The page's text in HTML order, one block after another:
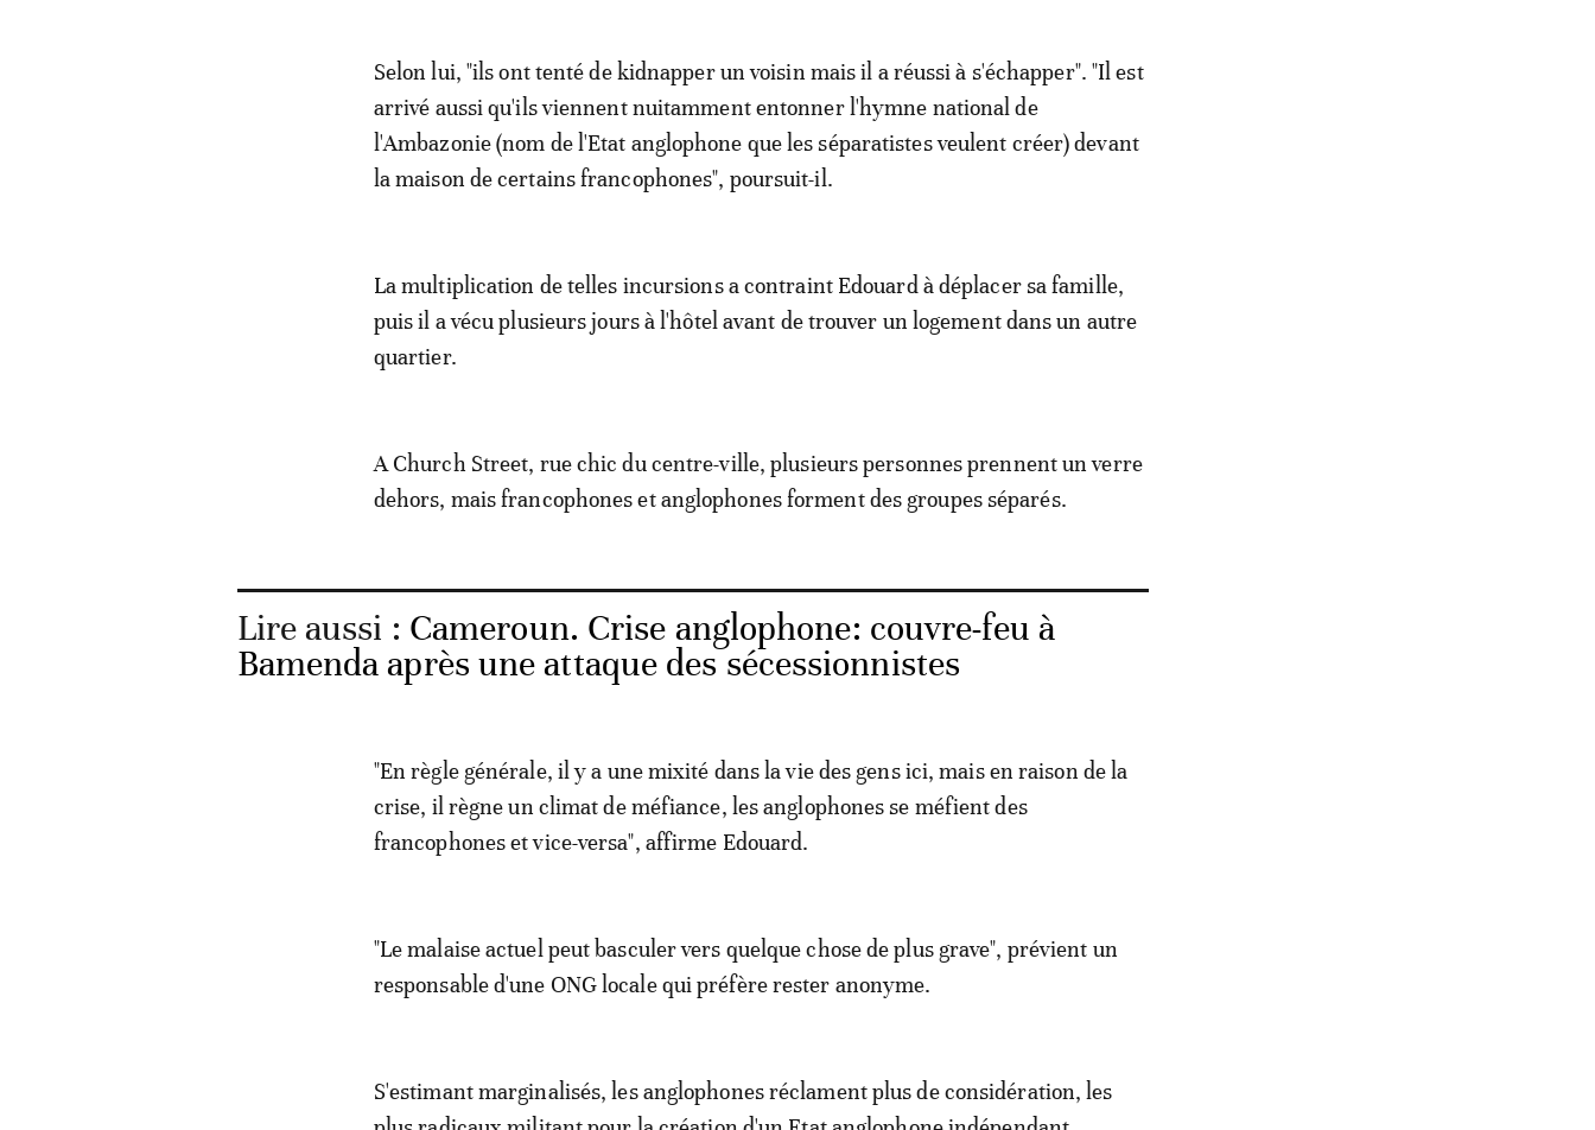
Selon lui, "ils ont tenté de kidnapper un voisin mais il a réussi à s'échapper". "Il est
arrivé aussi qu'ils viennent nuitamment entonner l'hymne national de
l'Ambazonie (nom de l'Etat anglophone que les séparatistes veulent créer) devant
la maison de certains francophones", poursuit-il.
La multiplication de telles incursions a contraint Edouard à déplacer sa famille,
puis il a vécu plusieurs jours à l'hôtel avant de trouver un logement dans un autre
quartier.
A Church Street, rue chic du centre-ville, plusieurs personnes prennent un verre
dehors, mais francophones et anglophones forment des groupes séparés.
Lire aussi : Cameroun. Crise anglophone: couvre-feu à
Bamenda après une attaque des sécessionnistes
"En règle générale, il y a une mixité dans la vie des gens ici, mais en raison de la
crise, il règne un climat de méfiance, les anglophones se méfient des
francophones et vice-versa", affirme Edouard.
"Le malaise actuel peut basculer vers quelque chose de plus grave", prévient un
responsable d'une ONG locale qui préfère rester anonyme.
S'estimant marginalisés, les anglophones réclament plus de considération, les